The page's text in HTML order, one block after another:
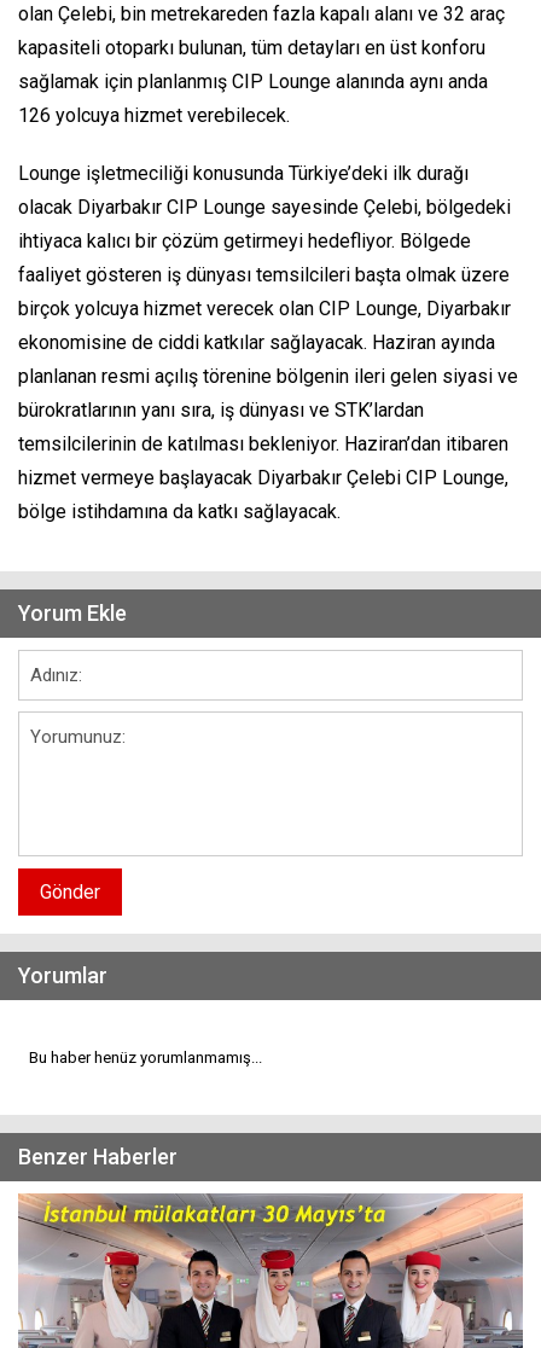
olan Çelebi, bin metrekareden fazla kapalı alanı ve 32 araç
kapasiteli otoparkı bulunan, tüm detayları en üst konforu
sağlamak için planlanmış CIP Lounge alanında aynı anda
126 yolcuya hizmet verebilecek.
Lounge işletmeciliği konusunda Türkiye’deki ilk durağı
olacak Diyarbakır CIP Lounge sayesinde Çelebi, bölgedeki
ihtiyaca kalıcı bir çözüm getirmeyi hedefliyor. Bölgede
faaliyet gösteren iş dünyası temsilcileri başta olmak üzere
birçok yolcuya hizmet verecek olan CIP Lounge, Diyarbakır
ekonomisine de ciddi katkılar sağlayacak. Haziran ayında
planlanan resmi açılış törenine bölgenin ileri gelen siyasi ve
bürokratlarının yanı sıra, iş dünyası ve STK’lardan
temsilcilerinin de katılması bekleniyor. Haziran’dan itibaren
hizmet vermeye başlayacak Diyarbakır Çelebi CIP Lounge,
bölge istihdamına da katkı sağlayacak.
Yorum Ekle
Gönder
Yorumlar
Bu haber henüz yorumlanmamış...
Benzer Haberler